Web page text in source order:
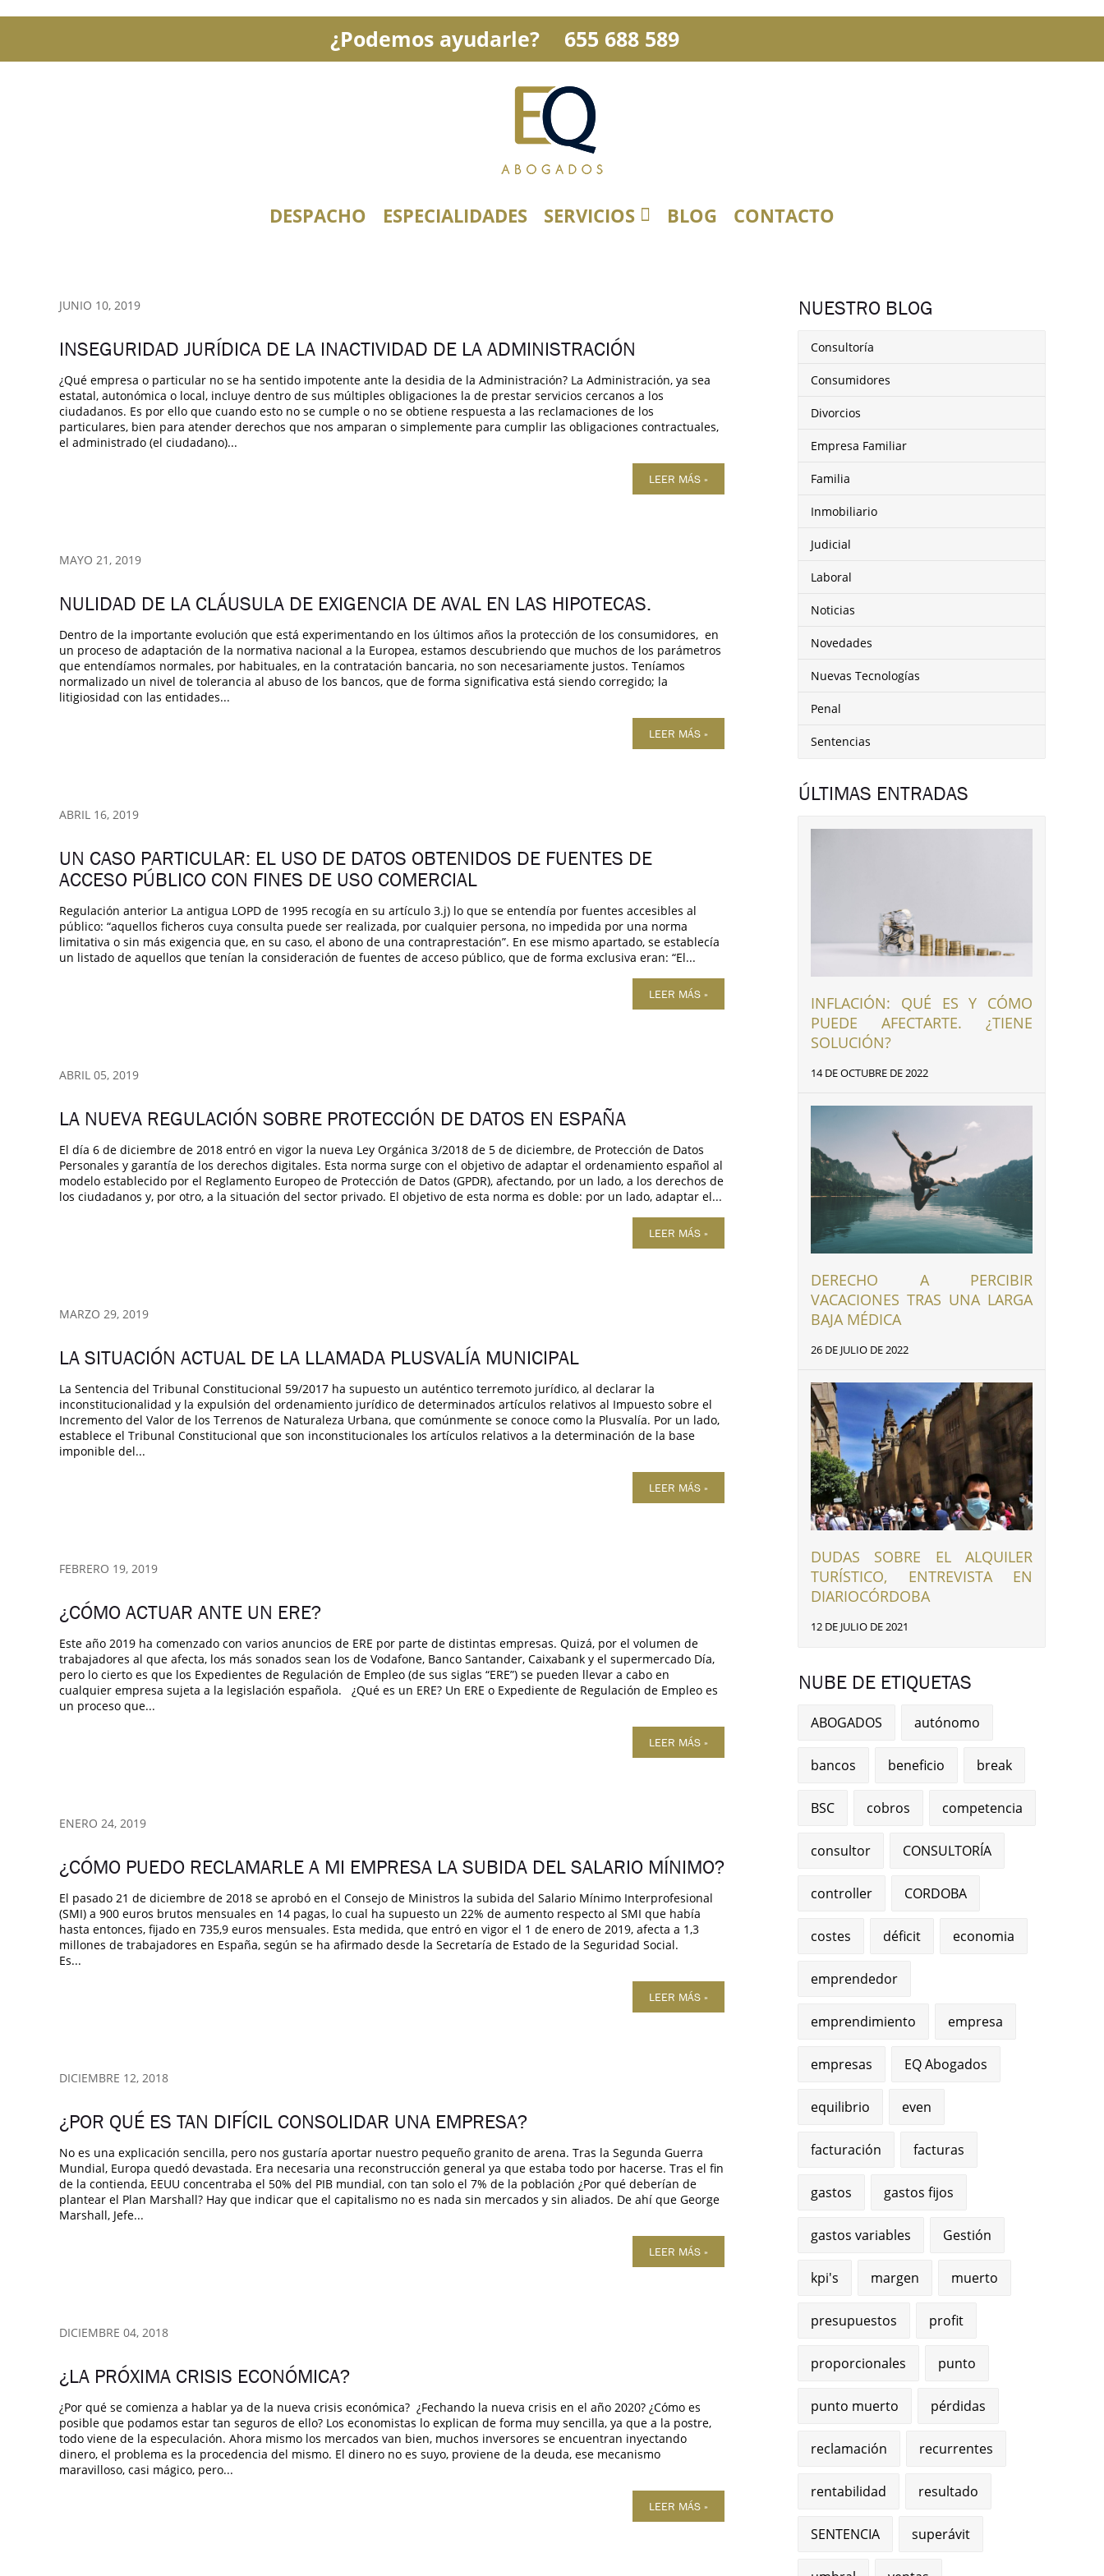
¿Podemos ayudarle? 655 688 589
DESPACHO ESPECIALIDADES SERVICIOS BLOG CONTACTO
JUNIO 10, 2019
INSEGURIDAD JURÍDICA DE LA INACTIVIDAD DE LA ADMINISTRACIÓN
¿Qué empresa o particular no se ha sentido impotente ante la desidia de la Administración? La Administración, ya sea
estatal, autonómica o local, incluye dentro de sus múltiples obligaciones la de prestar servicios cercanos a los
ciudadanos. Es por ello que cuando esto no se cumple o no se obtiene respuesta a las reclamaciones de los
particulares, bien para atender derechos que nos amparan o simplemente para cumplir las obligaciones contractuales,
el administrado (el ciudadano)...
LEER MÁS »
MAYO 21, 2019
NULIDAD DE LA CLÁUSULA DE EXIGENCIA DE AVAL EN LAS HIPOTECAS.
Dentro de la importante evolución que está experimentando en los últimos años la protección de los consumidores, en
un proceso de adaptación de la normativa nacional a la Europea, estamos descubriendo que muchos de los parámetros
que entendíamos normales, por habituales, en la contratación bancaria, no son necesariamente justos. Teníamos
normalizado un nivel de tolerancia al abuso de los bancos, que de forma significativa está siendo corregido; la
litigiosidad con las entidades...
LEER MÁS »
ABRIL 16, 2019
UN CASO PARTICULAR: EL USO DE DATOS OBTENIDOS DE FUENTES DE
ACCESO PÚBLICO CON FINES DE USO COMERCIAL
Regulación anterior La antigua LOPD de 1995 recogía en su artículo 3.j) lo que se entendía por fuentes accesibles al
público: “aquellos ficheros cuya consulta puede ser realizada, por cualquier persona, no impedida por una norma
limitativa o sin más exigencia que, en su caso, el abono de una contraprestación”. En ese mismo apartado, se establecía
un listado de aquellos que tenían la consideración de fuentes de acceso público, que de forma exclusiva eran: “El...
LEER MÁS »
ABRIL 05, 2019
LA NUEVA REGULACIÓN SOBRE PROTECCIÓN DE DATOS EN ESPAÑA
El día 6 de diciembre de 2018 entró en vigor la nueva Ley Orgánica 3/2018 de 5 de diciembre, de Protección de Datos
Personales y garantía de los derechos digitales. Esta norma surge con el objetivo de adaptar el ordenamiento español al
modelo establecido por el Reglamento Europeo de Protección de Datos (GPDR), afectando, por un lado, a los derechos de
los ciudadanos y, por otro, a la situación del sector privado. El objetivo de esta norma es doble: por un lado, adaptar el...
LEER MÁS »
MARZO 29, 2019
LA SITUACIÓN ACTUAL DE LA LLAMADA PLUSVALÍA MUNICIPAL
La Sentencia del Tribunal Constitucional 59/2017 ha supuesto un auténtico terremoto jurídico, al declarar la
inconstitucionalidad y la expulsión del ordenamiento jurídico de determinados artículos relativos al Impuesto sobre el
Incremento del Valor de los Terrenos de Naturaleza Urbana, que comúnmente se conoce como la Plusvalía. Por un lado,
establece el Tribunal Constitucional que son inconstitucionales los artículos relativos a la determinación de la base
imponible del...
LEER MÁS »
FEBRERO 19, 2019
¿CÓMO ACTUAR ANTE UN ERE?
Este año 2019 ha comenzado con varios anuncios de ERE por parte de distintas empresas. Quizá, por el volumen de
trabajadores al que afecta, los más sonados sean los de Vodafone, Banco Santander, Caixabank y el supermercado Día,
pero lo cierto es que los Expedientes de Regulación de Empleo (de sus siglas “ERE”) se pueden llevar a cabo en
cualquier empresa sujeta a la legislación española. ¿Qué es un ERE? Un ERE o Expediente de Regulación de Empleo es
un proceso que...
LEER MÁS »
ENERO 24, 2019
¿CÓMO PUEDO RECLAMARLE A MI EMPRESA LA SUBIDA DEL SALARIO MÍNIMO?
El pasado 21 de diciembre de 2018 se aprobó en el Consejo de Ministros la subida del Salario Mínimo Interprofesional
(SMI) a 900 euros brutos mensuales en 14 pagas, lo cual ha supuesto un 22% de aumento respecto al SMI que había
hasta entonces, fijado en 735,9 euros mensuales. Esta medida, que entró en vigor el 1 de enero de 2019, afecta a 1,3
millones de trabajadores en España, según se ha afirmado desde la Secretaría de Estado de la Seguridad Social.
Es...
LEER MÁS »
DICIEMBRE 12, 2018
¿POR QUÉ ES TAN DIFÍCIL CONSOLIDAR UNA EMPRESA?
No es una explicación sencilla, pero nos gustaría aportar nuestro pequeño granito de arena. Tras la Segunda Guerra
Mundial, Europa quedó devastada. Era necesaria una reconstrucción general ya que estaba todo por hacerse. Tras el fin
de la contienda, EEUU concentraba el 50% del PIB mundial, con tan solo el 7% de la población ¿Por qué deberían de
plantear el Plan Marshall? Hay que indicar que el capitalismo no es nada sin mercados y sin aliados. De ahí que George
Marshall, Jefe...
LEER MÁS »
DICIEMBRE 04, 2018
¿LA PRÓXIMA CRISIS ECONÓMICA?
¿Por qué se comienza a hablar ya de la nueva crisis económica? ¿Fechando la nueva crisis en el año 2020? ¿Cómo es
posible que podamos estar tan seguros de ello? Los economistas lo explican de forma muy sencilla, ya que a la postre,
todo viene de la especulación. Ahora mismo los mercados van bien, muchos inversores se encuentran inyectando
dinero, el problema es la procedencia del mismo. El dinero no es suyo, proviene de la deuda, ese mecanismo
maravilloso, casi mágico, pero...
LEER MÁS »
NUESTRO BLOG
Consultoría
Consumidores
Divorcios
Empresa Familiar
Familia
Inmobiliario
Judicial
Laboral
Noticias
Novedades
Nuevas Tecnologías
Penal
Sentencias
ÚLTIMAS ENTRADAS
INFLACIÓN: QUÉ ES Y CÓMO
PUEDE AFECTARTE. ¿TIENE
SOLUCIÓN?
14 DE OCTUBRE DE 2022
DERECHO A PERCIBIR
VACACIONES TRAS UNA LARGA
BAJA MÉDICA
26 DE JULIO DE 2022
DUDAS SOBRE EL ALQUILER
TURÍSTICO, ENTREVISTA EN
DIARIOCÓRDOBA
12 DE JULIO DE 2021
NUBE DE ETIQUETAS
ABOGADOS autónomo
bancos beneficio break
BSC cobros competencia
consultor CONSULTORÍA
controller CORDOBA
costes déficit economia
emprendedor
emprendimiento empresa
empresas EQ Abogados
equilibrio even
facturación facturas
gastos gastos fijos
gastos variables Gestión
kpi's margen muerto
presupuestos profit
proporcionales punto
punto muerto pérdidas
reclamación recurrentes
rentabilidad resultado
SENTENCIA superávit